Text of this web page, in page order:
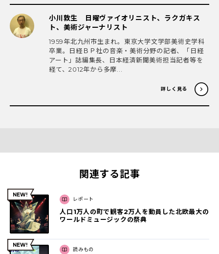
小川敦生 日曜ヴァイオリニスト、ラクガキス
ト、美術ジャーナリスト
1959年北九州市生まれ。東京大学文学部美術史学科
卒業。日経ＢＰ社の音楽・美術分野の記者、「日経
アート」誌編集長、日本経済新聞美術担当記者等を
経て、2012年から多摩...
詳しく見る
関連する記事
レポート
人口1万人の町で観客2万人を動員した北欧最大の
ワールドミュージックの祭典
読みもの